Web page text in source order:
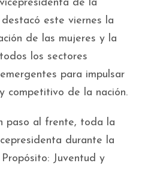
de la
destacó este viernes la
de las mujeres y la
los sectores
para impulsar
competitivo de la nación.
paso al frente, toda la
durante la
Juventud y